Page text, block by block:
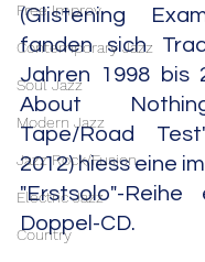
Free Improv
Contemporary Jazz
Soul Jazz
Modern Jazz
Jazz Rock/Fusion
Electric Jazz
Country
(Glistening
fanden sich
Jahren 1998 bis
About
Tape/Road
2012) hiess eine
"Erstsolo"-Reihe
Doppel-CD.